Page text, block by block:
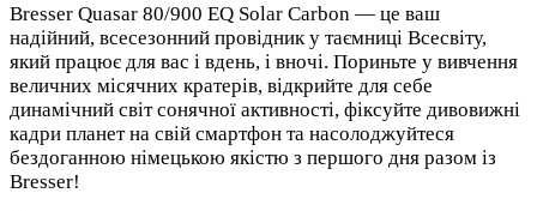
Bresser Quasar 80/900 EQ Solar Carbon — це ваш
надійний, всесезонний провідник у таємниці Всесвіту,
який працює для вас і вдень, і вночі. Пориньте у вивчення
величних місячних кратерів, відкрийте для себе
динамічний світ сонячної активності, фіксуйте дивовижні
кадри планет на свій смартфон та насолоджуйтеся
бездоганною німецькою якістю з першого дня разом із
Bresser!